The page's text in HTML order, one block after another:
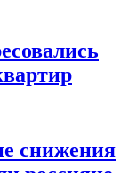
снижения